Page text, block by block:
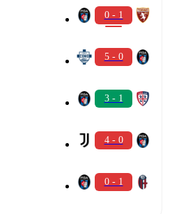
0 - 1
5 - 0
3 - 1
4 - 0
0 - 1